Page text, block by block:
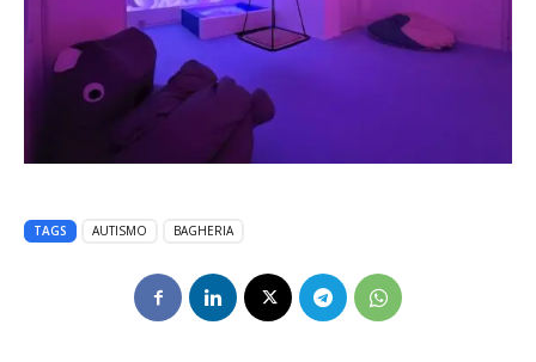
TAGS AUTISMO BAGHERIA